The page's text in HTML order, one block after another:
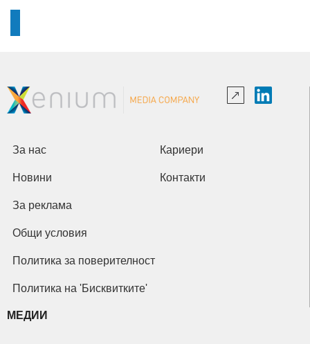
За нас Кариери
Новини Контакти
За реклама
Общи условия
Политика за поверителност
Политика на 'Бисквитките'
МЕДИИ